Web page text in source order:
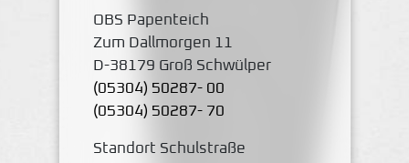
OBS Papenteich
Zum Dallmorgen 11
D-38179 Groß Schwülper
(05304) 50287- 00
(05304) 50287- 70
Standort Schulstraße